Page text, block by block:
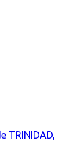
TRINIDAD,